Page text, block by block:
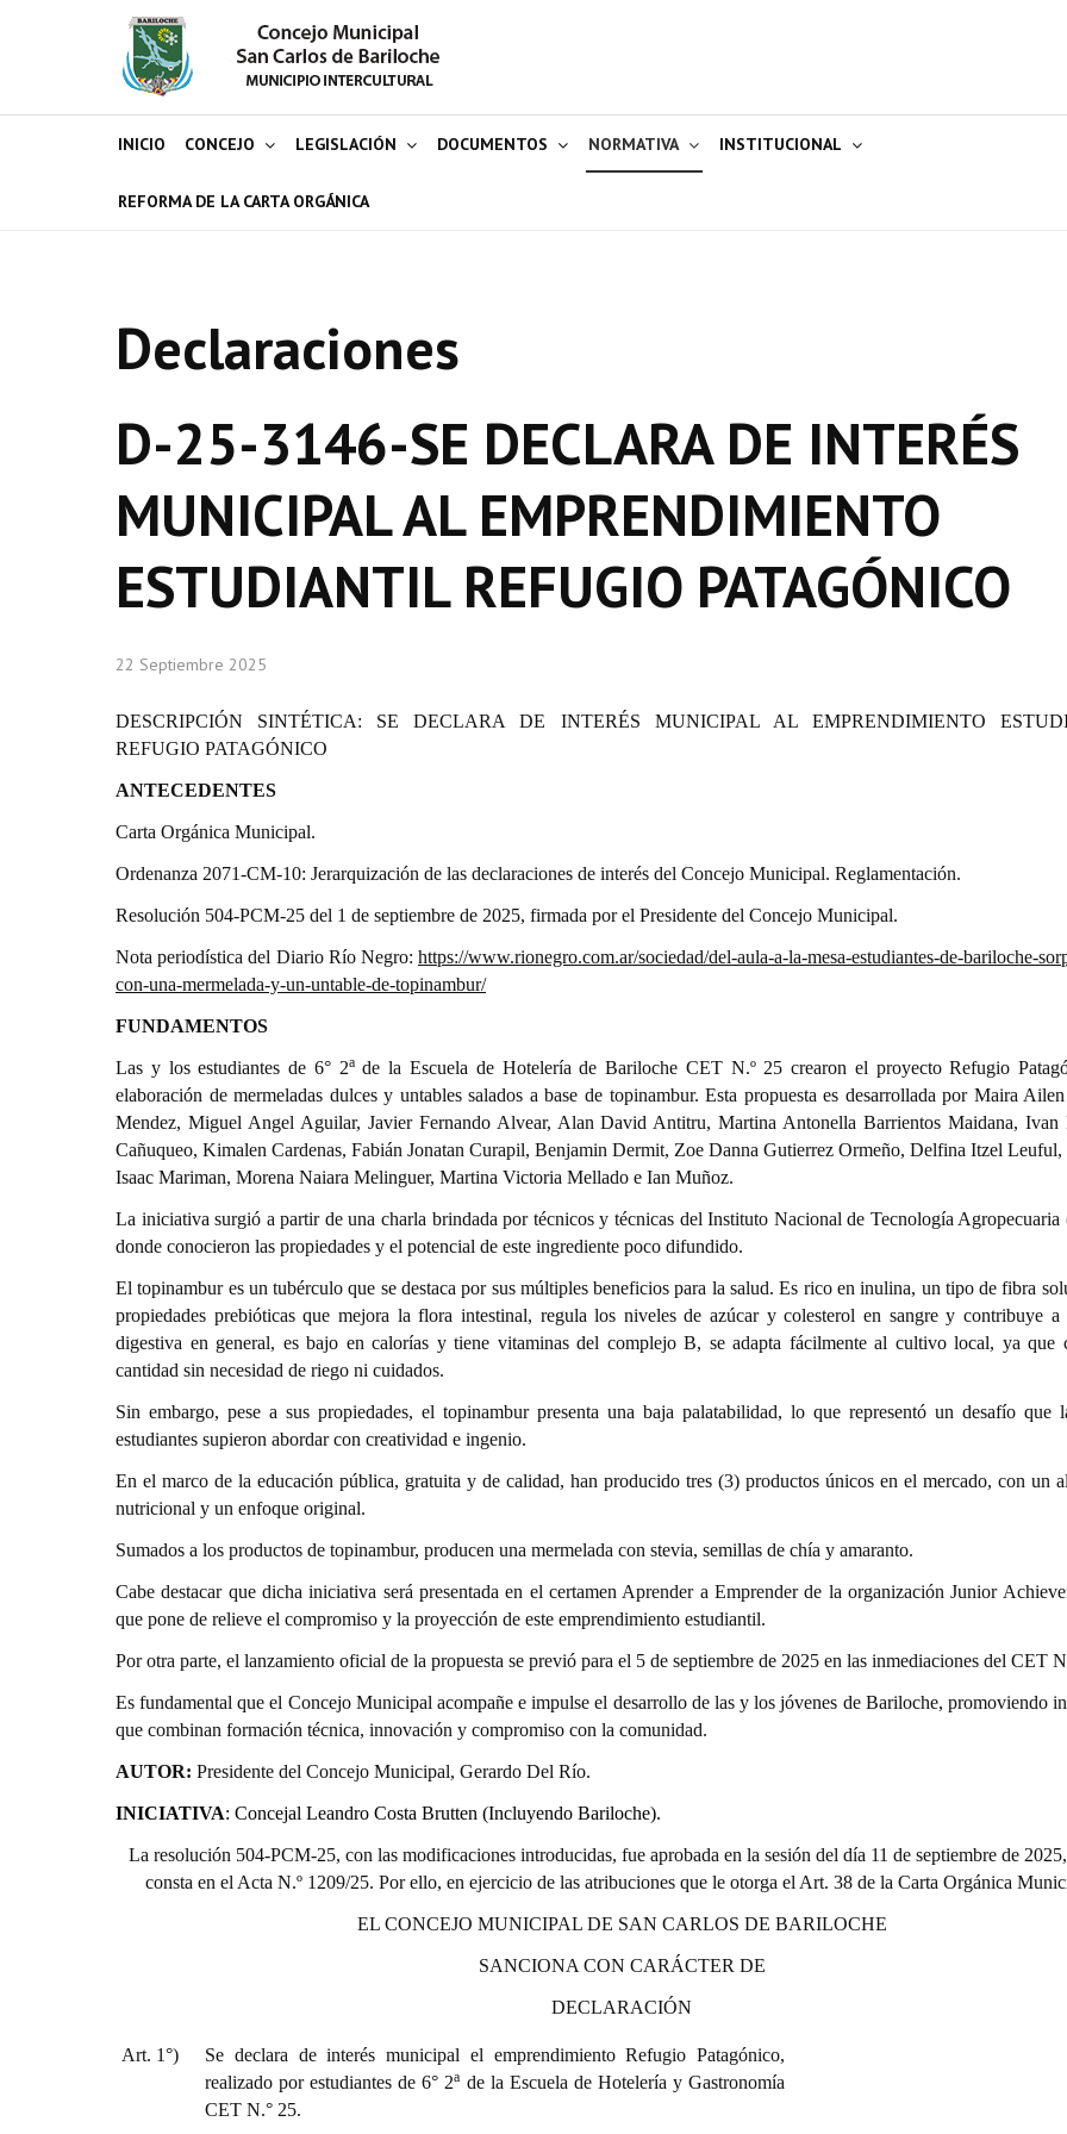
INICIO CONCEJO LEGISLACIÓN DOCUMENTOS NORMATIVA INSTITUCIONAL
REFORMA DE LA CARTA ORGÁNICA
Declaraciones
D-25-3146-SE DECLARA DE INTERÉS
MUNICIPAL AL EMPRENDIMIENTO
ESTUDIANTIL REFUGIO PATAGÓNICO
22 Septiembre 2025
DESCRIPCIÓN SINTÉTICA: SE DECLARA DE INTERÉS MUNICIPAL AL EMPRENDIMIENTO
REFUGIO PATAGÓNICO
ANTECEDENTES
Carta Orgánica Municipal.
Ordenanza 2071-CM-10: Jerarquización de las declaraciones de interés del Concejo Municipal. Reglamentación.
Resolución 504-PCM-25 del 1 de septiembre de 2025, firmada por el Presidente del Concejo Municipal.
Nota periodística del Diario Río Negro: https://www.rionegro.com.ar/sociedad/del-aula-a-la-mesa-estudiantes-de-bariloche-
con-una-mermelada-y-un-untable-de-topinambur/
FUNDAMENTOS
Las y los estudiantes de 6° 2ade la Escuela de Hotelería de Bariloche CET N.º 25 crearon el proyecto Refugio
elaboración de mermeladas dulces y untables salados a base de topinambur. Esta propuesta es desarrollada por Maira
Mendez, Miguel Angel Aguilar, Javier Fernando Alvear, Alan David Antitru, Martina Antonella Barrientos Maidana, Ivan
Cañuqueo, Kimalen Cardenas, Fabián Jonatan Curapil, Benjamin Dermit, Zoe Danna Gutierrez Ormeño, Delfina Itzel Leuful,
Isaac Mariman, Morena Naiara Melinguer, Martina Victoria Mellado e Ian Muñoz.
La iniciativa surgió a partir de una charla brindada por técnicos y técnicas del Instituto Nacional de Tecnología
donde conocieron las propiedades y el potencial de este ingrediente poco difundido.
El topinambur es un tubérculo que se destaca por sus múltiples beneficios para la salud. Es rico en inulina, un tipo de fibra
propiedades prebióticas que mejora la flora intestinal, regula los niveles de azúcar y colesterol en sangre y contribuye a
digestiva en general, es bajo en calorías y tiene vitaminas del complejo B, se adapta fácilmente al cultivo local, ya que
cantidad sin necesidad de riego ni cuidados.
Sin embargo, pese a sus propiedades, el topinambur presenta una baja palatabilidad, lo que representó un desafío que
estudiantes supieron abordar con creatividad e ingenio.
En el marco de la educación pública, gratuita y de calidad, han producido tres (3) productos únicos en el mercado, con un
nutricional y un enfoque original.
Sumados a los productos de topinambur, producen una mermelada con stevia, semillas de chía y amaranto.
Cabe destacar que dicha iniciativa será presentada en el certamen Aprender a Emprender de la organización Junior
que pone de relieve el compromiso y la proyección de este emprendimiento estudiantil.
Por otra parte, el lanzamiento oficial de la propuesta se previó para el 5 de septiembre de 2025 en las inmediaciones del CET
Es fundamental que el Concejo Municipal acompañe e impulse el desarrollo de las y los jóvenes de Bariloche, promoviendo
que combinan formación técnica, innovación y compromiso con la comunidad.
AUTOR: Presidente del Concejo Municipal, Gerardo Del Río.
INICIATIVA: Concejal Leandro Costa Brutten (Incluyendo Bariloche).
La resolución 504-PCM-25, con las modificaciones introducidas, fue aprobada en la sesión del día 11 de septiembre de
consta en el Acta N.º 1209/25. Por ello, en ejercicio de las atribuciones que le otorga el Art. 38 de la Carta Orgánica
EL CONCEJO MUNICIPAL DE SAN CARLOS DE BARILOCHE
SANCIONA CON CARÁCTER DE
DECLARACIÓN
Art. 1°)
Se declara de interés municipal el emprendimiento Refugio Patagónico,
realizado por estudiantes de 6° 2a de la Escuela de Hotelería y Gastronomía
CET N.° 25.